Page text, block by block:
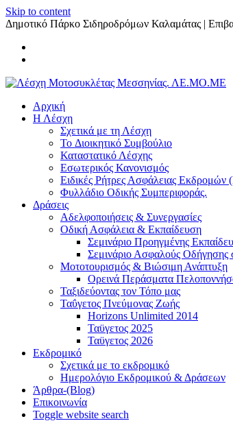
Skip to content
Δημοτικό Πάρκο Σιδηροδρόμων Καλαμάτας |
Αρχική
Η Λέσχη
Σχετικά με τη Λέσχη
Το Διοικητικό Συμβούλιο
Καταστατικό Λέσχης
Εσωτερικός Κανονισμός
Ειδικές Ρήτρες Ασφάλειας
Φυλλάδιο Οδικής Συμπεριφοράς.
Δράσεις
Αδελφοποιήσεις & Συνεργασίες
Οδική Ασφάλεια & Εκπαίδευση
Σεμινάριο Προηγμένης
Σεμινάριο Ασφαλούς Οδήγησης
Μοτοτουρισμός & Βιώσιμη Ανάπτυξη
Ορεινά Περάσματα
Ταξιδεύοντας τον Τόπο μας
Ταΰγετος Πνεύμονας Ζωής
Horizons Unlimited 2014
Ταϋγετος 2025
Ταϋγετος 2026
Εκδρομικό
Σχετικά με το εκδρομικό
Ημερολόγιο Εκδρομικού & Δράσεων
Άρθρα-(Blog)
Επικοινωνία
Toggle website search